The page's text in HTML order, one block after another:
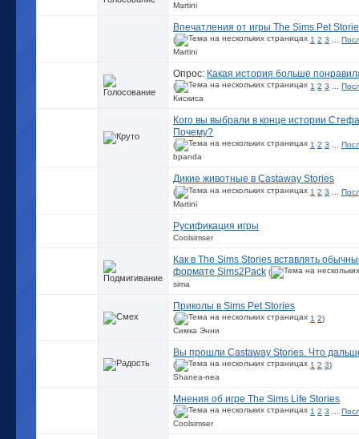
Martini
Впечатления от игры The Sims Pet
( 1 2 3
Martini
Опрос: Какая история больше
( 1 2 3
Кискиса
Кого вы выбрали в конце истории
Почему?
( 1 2 3
bpanda
Дикие животные в Castaway Stories
( 1 2 3
Martini
Русификация игры
Coolsimser
Как в The Sims Stories вставлять
формате Sims2Pack (
sima
Приколы в Sims Pet Stories
( 1 2)
Симка Энни
Вы прошли Castaway Stories. Что
( 1 2 3)
Shanea-nea
Мнения об игре The Sims Life Stories
( 1 2 3
Coolsimser